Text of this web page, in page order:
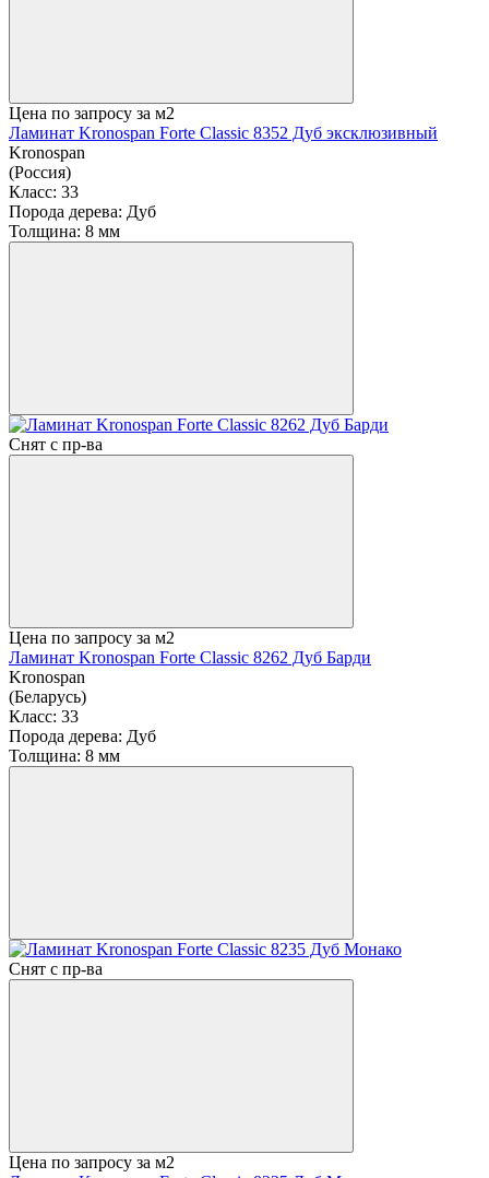
Цена по запросу за м2
Ламинат Kronospan Forte Classic 8352 Дуб эксклюзивный
Kronospan
(Россия)
Класс: 33
Порода дерева: Дуб
Толщина: 8 мм
Снят с пр-ва
Цена по запросу за м2
Ламинат Kronospan Forte Classic 8262 Дуб Барди
Kronospan
(Беларусь)
Класс: 33
Порода дерева: Дуб
Толщина: 8 мм
Снят с пр-ва
Цена по запросу за м2